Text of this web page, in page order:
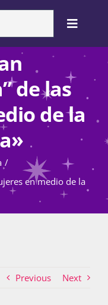
Toggle
de género
de las
de la
en medio de la
Previous Next